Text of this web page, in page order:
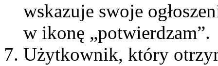
wskazuje swoje
w ikonę „potwierdzam”.
Użytkownik, który